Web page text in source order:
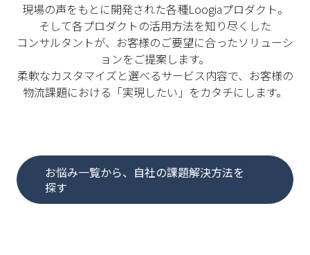
現場の声をもとに開発された各種Loogiaプロダクト。
そして各プロダクトの活用方法を知り尽くした
コンサルタントが、お客様のご要望に合ったソリューシ
ョンをご提案します。
柔軟なカスタマイズと選べるサービス内容で、お客様の
物流課題における「実現したい」をカタチにします。
お悩み一覧から、自社の課題解決方法を
探す